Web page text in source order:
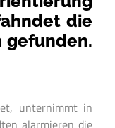
die
gefunden.
unternimmt in
alarmieren die